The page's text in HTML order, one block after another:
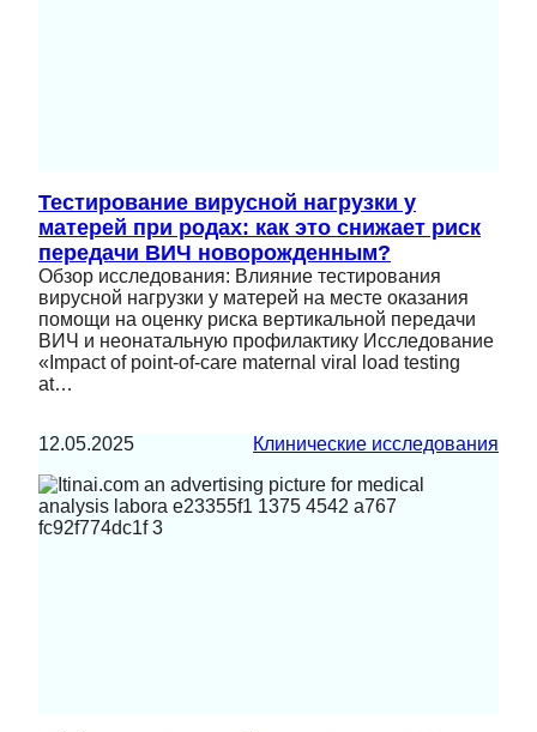
Тестирование вирусной нагрузки у
матерей при родах: как это снижает риск
передачи ВИЧ новорожденным?
Обзор исследования: Влияние тестирования
вирусной нагрузки у матерей на месте оказания
помощи на оценку риска вертикальной передачи
ВИЧ и неонатальную профилактику Исследование
«Impact of point-of-care maternal viral load testing
at…
12.05.2025 Клинические исследования